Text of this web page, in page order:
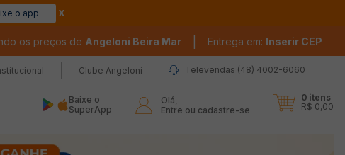
o app
os preços de Angeloni Beira Mar Entrega em: Inserir CEP
Clube Angeloni Televendas (48) 4002-6060
Baixe o
SuperApp
Olá,
Entre ou cadastre-se
0 itens
R$ 0,00